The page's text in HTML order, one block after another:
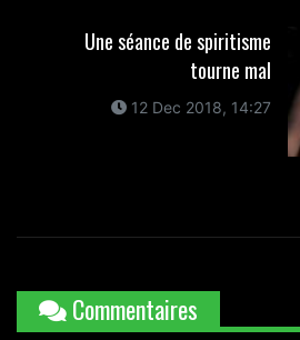
Une séance de spiritisme
tourne mal
12 Dec 2018, 14:27
Commentaires